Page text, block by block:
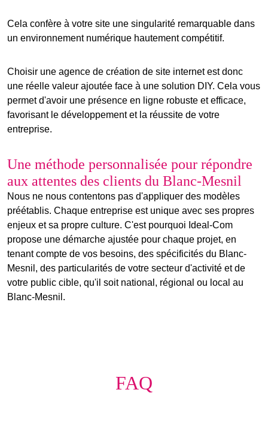
Cela confère à votre site une singularité remarquable dans
un environnement numérique hautement compétitif.
Choisir une agence de création de site internetest donc
une réelle valeur ajoutée face à une solution DIY. Cela vous
permet d'avoir une présence en ligne robuste et efficace,
favorisant le développement et la réussite de votre
entreprise.
Une méthode personnalisée pour répondre
aux attentes des clients du Blanc-Mesnil
Nous ne nous contentons pas d'appliquer des modèles
préétablis. Chaque entreprise est unique avec ses propres
enjeux et sa propre culture. C'est pourquoi Ideal-Com
propose une démarche ajustée pour chaque projet, en
tenant compte de vos besoins, des spécificités du Blanc-
Mesnil, des particularités de votre secteur d'activité et de
votre public cible, qu'il soit national, régional ou local au
Blanc-Mesnil.
FAQ